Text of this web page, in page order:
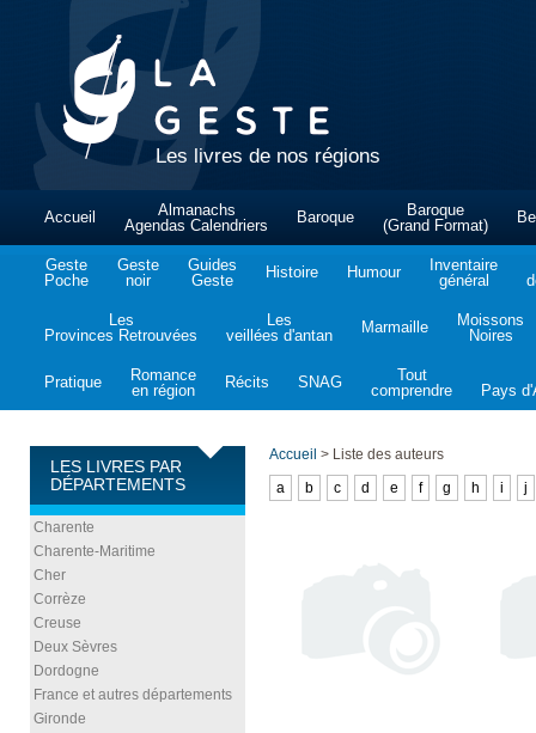
Les livres de nos régions
Accueil
Almanachs
Agendas Calendriers
Baroque
Baroque
(Grand Format)
Geste
Poche
Geste
noir
Guides
Geste
Histoire Humour
Inventaire
général
Les
Provinces Retrouvées
Les
veillées d'antan
Marmaille
Moissons
Noires
Pratique
Romance
en région
Récits SNAG
Tout
comprendre
Pays
LES LIVRES PAR
DÉPARTEMENTS
Charente
Charente-Maritime
Cher
Corrèze
Creuse
Deux Sèvres
Dordogne
France et autres départements
Gironde
Accueil > Liste des auteurs
a
b c d e f g h i j